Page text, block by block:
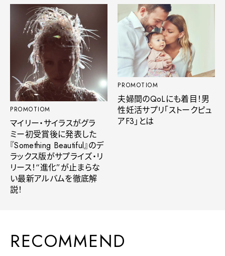
PROMOTIOM
マイリー・サイラスがグラ
ミー初受賞後に発表した
『Something Beautiful』のデ
ラックス版がサプライズ・リ
リース！“進化”が止まらな
い最新アルバムを徹底解
説！
PROMOTIOM
夫婦間のQoLにも着目！男
性妊活サプリ「ストークピュ
アF3」とは
RECOMMEND